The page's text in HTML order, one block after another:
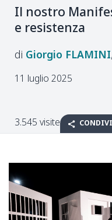
Il nostro
e resistenza
Giorgio FLAMINI
11 luglio 2025
3.545 visite